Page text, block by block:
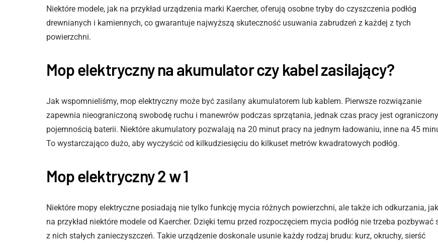
Niektóre modele, jak na przykład urządzenia marki Kaercher, oferują osobne tryby do czyszczenia podłóg
drewnianych i kamiennych, co gwarantuje najwyższą skuteczność usuwania zabrudzeń z każdej z tych
powierzchni.
Mop elektryczny na akumulator czy kabel zasilający?
Jak wspomnieliśmy, mop elektryczny może być zasilany akumulatorem lub kablem. Pierwsze rozwiązanie
zapewnia nieograniczoną swobodę ruchu i manewrów podczas sprzątania, jednak czas pracy jest ograniczony
pojemnością baterii. Niektóre akumulatory pozwalają na 20 minut pracy na jednym ładowaniu, inne na 45
To wystarczająco dużo, aby wyczyścić od kilkudziesięciu do kilkuset metrów kwadratowych podłóg.
Mop elektryczny 2 w 1
Niektóre mopy elektryczne posiadają nie tylko funkcję mycia różnych powierzchni, ale także ich odkurzania, jak
na przykład niektóre modele od Kaercher. Dzięki temu przed rozpoczęciem mycia podłóg nie trzeba pozbywać
z nich stałych zanieczyszczeń. Takie urządzenie doskonale usunie każdy rodzaj brudu: kurz, okruchy, sierść